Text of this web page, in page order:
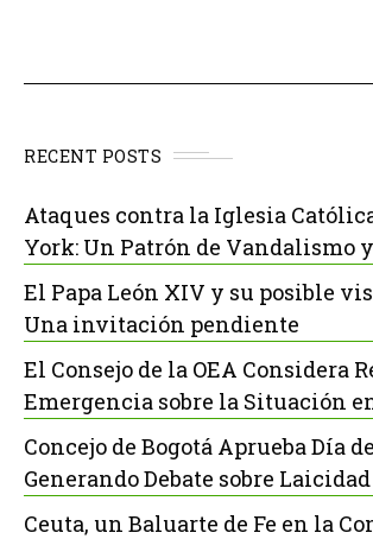
RECENT POSTS
Ataques contra la Iglesia
York: Un Patrón de Vandalismo
El Papa León XIV y su posible
Una invitación pendiente
El Consejo de la OEA Considera
Emergencia sobre la Situación
Concejo de Bogotá Aprueba Día
Generando Debate sobre Laicidad
Ceuta, un Baluarte de Fe en la